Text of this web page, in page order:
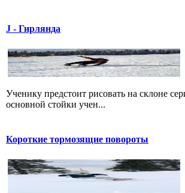
J - Гирлянда
Ученику предстоит рисовать на склоне
основной стойки учен...
Короткие тормозящие повороты